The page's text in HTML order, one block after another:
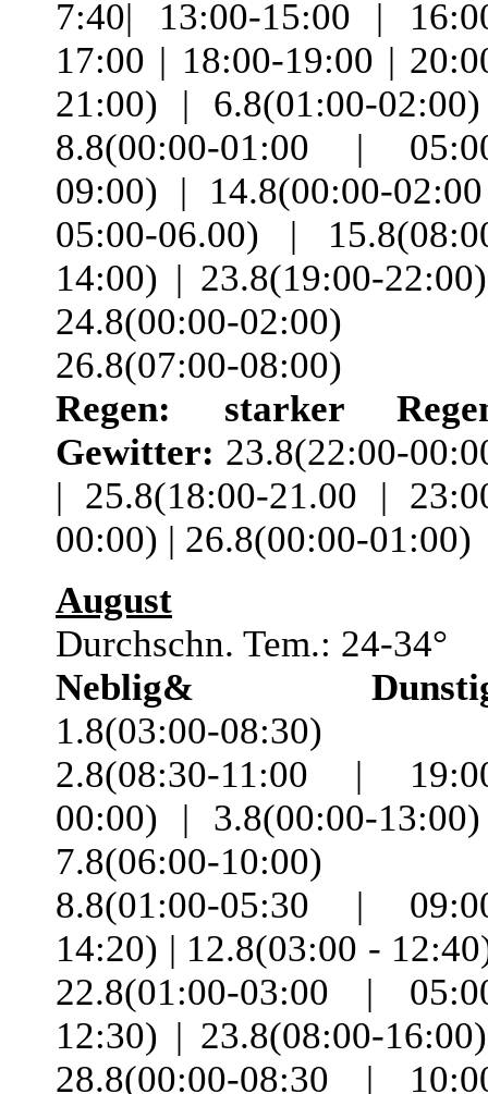
7:40| 13:00-15:00 |
17:00 | 18:00-19:00 |
21:00) | 6.8(01:00-
8.8(00:00-01:00 |
09:00) | 14.8(00:00-
05:00-06.00) |
14:00) | 23.8(19:00-
24.8(00:00-
26.8(07:00-08:00)
Regen:
starker
Gewitter: 23.8(22:00-
| 25.8(18:00-21.00 |
00:00) | 26.8(00:00-01:00)
August
Durchschn. Tem.: 24-34°
Neblig&
1.8(03:00-
2.8(08:30-11:00 |
00:00) | 3.8(00:00-
7.8(06:00-
8.8(01:00-05:30 |
14:20) | 12.8(03:00 -
22.8(01:00-03:00 |
12:30) | 23.8(08:00-
28.8(00:00-08:30 |